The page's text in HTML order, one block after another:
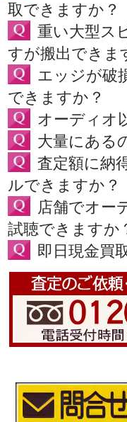
取できますか？
重い大型ス
すが搬出できま
エッジが破
できますか？
オーディオ
大量にある
査定額に納
ルできますか？
店舗でオー
試聴できますか
即日現金買